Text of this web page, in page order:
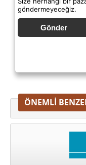
göndermeyeceğiz.
Gönder
ÖNEMLI